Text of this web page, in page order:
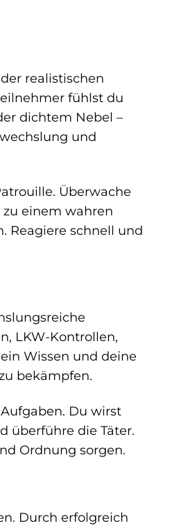
realistischen
fühlst du
dichtem Nebel –
und
Überwache
einem wahren
Reagiere schnell und
LKW-Kontrollen,
Wissen und deine
bekämpfen.
Du wirst
überführe die Täter.
Ordnung sorgen.
Durch erfolgreich